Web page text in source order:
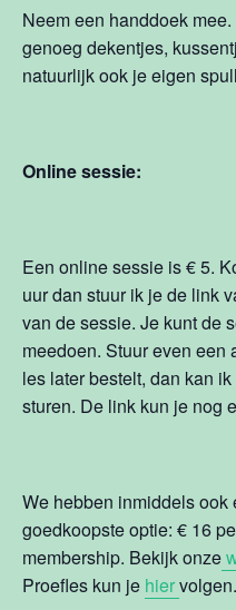
Neem een handdoek
genoeg dekentjes,
natuurlijk ook je eigen
Online sessie:
Een online sessie is € 5.
uur dan stuur ik je de link
van de sessie. Je kunt de
meedoen. Stuur even een
les later bestelt, dan kan
sturen. De link kun je nog
We hebben inmiddels
goedkoopste optie: € 16
membership. Bekijk onze
Proefles kun je hiervolgen.